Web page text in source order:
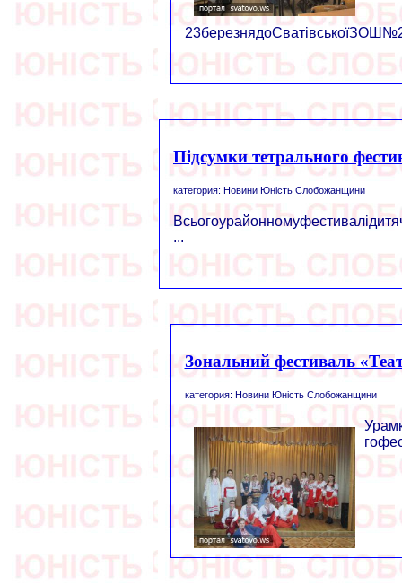
Підсумки тетрального
категория: Новини Юність Слобожанщини
...
Зональний фестиваль
категория: Новини Юність Слобожанщини